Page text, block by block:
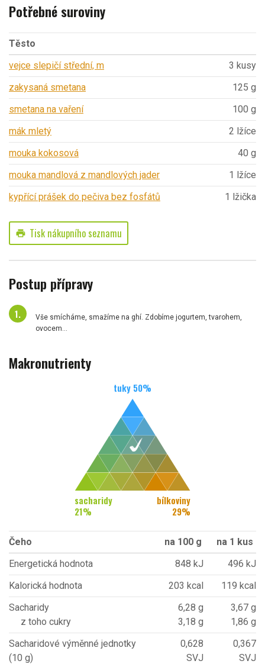
Potřebné suroviny
Těsto
vejce slepičí střední, m
3 kusy
zakysaná smetana
125 g
smetana na vaření
100 g
mák mletý
2 lžíce
mouka kokosová
40 g
mouka mandlová z mandlových jader
1 lžíce
kypřící prášek do pečiva bez fosfátů
1 lžička
print Tisk nákupního seznamu
Postup přípravy
Vše smícháme, smažíme na ghí. Zdobíme jogurtem, tvarohem,
ovocem...
Makronutrienty
tuky 50%
sacharidy
21%
bílkoviny
29%
Čeho na 100 g
na 1 kus
Energetická hodnota
848 kJ
496 kJ
Kalorická hodnota
203 kcal
119 kcal
Sacharidy
z toho cukry
6,28 g
3,18 g
3,67 g
1,86 g
Sacharidové výměnné jednotky
(10 g)
0,628
SVJ
0,367
SVJ